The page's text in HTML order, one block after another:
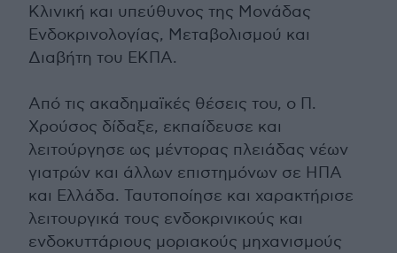
Κλινική και υπεύθυνος της Μονάδας
Ενδοκρινολογίας, Μεταβολισμού και
Διαβήτη του ΕΚΠΑ.
Από τις ακαδημαϊκές θέσεις του, ο Π.
Χρούσος δίδαξε, εκπαίδευσε και
λειτούργησε ως μέντορας πλειάδας νέων
γιατρών και άλλων επιστημόνων σε ΗΠΑ
και Ελλάδα. Ταυτοποίησε και χαρακτήρισε
λειτουργικά τους ενδοκρινικούς και
ενδοκυττάριους μοριακούς μηχανισμούς